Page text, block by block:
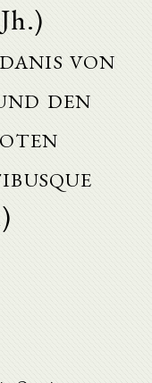
von
den